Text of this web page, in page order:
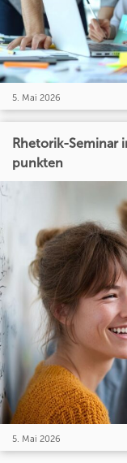
5. Mai 2026
Rhetorik-Seminar
punkten
5. Mai 2026